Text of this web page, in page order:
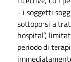
- i soggetti
sottoporsi a
hospital”,
periodo di